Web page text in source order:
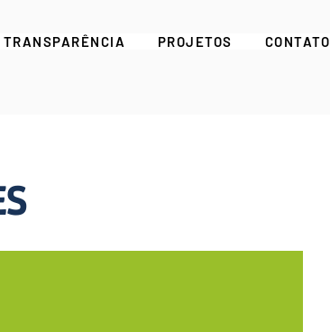
TRANSPARÊNCIA PROJETOS CONTATO